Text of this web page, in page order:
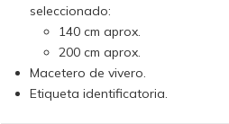
seleccionado:
140 cm aprox.
200 cm aprox.
Macetero de vivero.
Etiqueta identificatoria.